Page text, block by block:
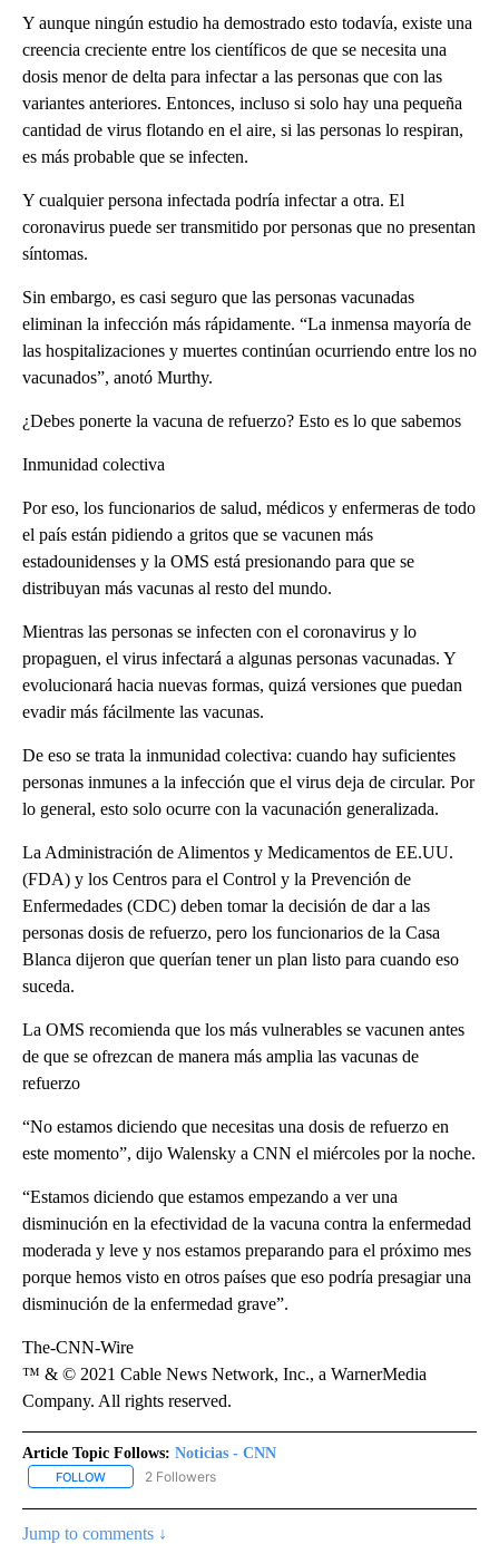
Y aunque ningún estudio ha demostrado esto todavía, existe una
creencia creciente entre los científicos de que se necesita una
dosis menor de delta para infectar a las personas que con las
variantes anteriores. Entonces, incluso si solo hay una pequeña
cantidad de virus flotando en el aire, si las personas lo respiran,
es más probable que se infecten.
Y cualquier persona infectada podría infectar a otra. El
coronavirus puede ser transmitido por personas que no presentan
síntomas.
Sin embargo, es casi seguro que las personas vacunadas
eliminan la infección más rápidamente. “La inmensa mayoría de
las hospitalizaciones y muertes continúan ocurriendo entre los no
vacunados”, anotó Murthy.
¿Debes ponerte la vacuna de refuerzo? Esto es lo que sabemos
Inmunidad colectiva
Por eso, los funcionarios de salud, médicos y enfermeras de todo
el país están pidiendo a gritos que se vacunen más
estadounidenses y la OMS está presionando para que se
distribuyan más vacunas al resto del mundo.
Mientras las personas se infecten con el coronavirus y lo
propaguen, el virus infectará a algunas personas vacunadas. Y
evolucionará hacia nuevas formas, quizá versiones que puedan
evadir más fácilmente las vacunas.
De eso se trata la inmunidad colectiva: cuando hay suficientes
personas inmunes a la infección que el virus deja de circular. Por
lo general, esto solo ocurre con la vacunación generalizada.
La Administración de Alimentos y Medicamentos de EE.UU.
(FDA) y los Centros para el Control y la Prevención de
Enfermedades (CDC) deben tomar la decisión de dar a las
personas dosis de refuerzo, pero los funcionarios de la Casa
Blanca dijeron que querían tener un plan listo para cuando eso
suceda.
La OMS recomienda que los más vulnerables se vacunen antes
de que se ofrezcan de manera más amplia las vacunas de
refuerzo
“No estamos diciendo que necesitas una dosis de refuerzo en
este momento”, dijo Walensky a CNN el miércoles por la noche.
“Estamos diciendo que estamos empezando a ver una
disminución en la efectividad de la vacuna contra la enfermedad
moderada y leve y nos estamos preparando para el próximo mes
porque hemos visto en otros países que eso podría presagiar una
disminución de la enfermedad grave”.
The-CNN-Wire
™ & © 2021 Cable News Network, Inc., a WarnerMedia
Company. All rights reserved.
Article Topic Follows: Noticias - CNN
FOLLOW FOLLOW "NOTICIAS - CNN" TO RECEIVE NOTIFICATIONS ABOUT
2 Followers
Jump to comments ↓